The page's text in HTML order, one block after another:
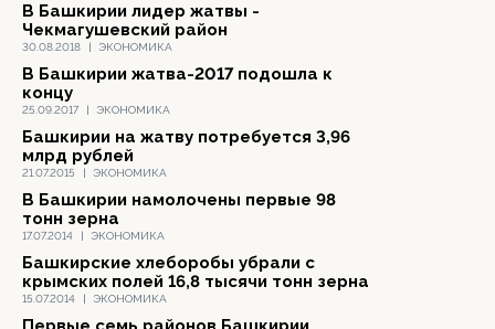
30.08.2018 | ЭКОНОМИКА
В Башкирии лидер жатвы -
Чекмагушевский район
25.09.2017 | ЭКОНОМИКА
В Башкирии жатва-2017 подошла к
концу
21.07.2015 | ЭКОНОМИКА
Башкирии на жатву потребуется 3,96
млрд рублей
17.07.2014 | ЭКОНОМИКА
В Башкирии намолочены первые 98
тонн зерна
15.07.2014 | ЭКОНОМИКА
Башкирские хлеборобы убрали с
крымских полей 16,8 тысячи тонн зерна